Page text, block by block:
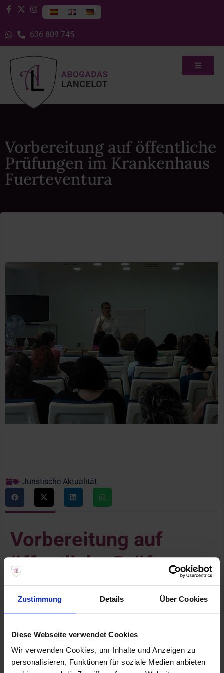
Zustimmung Details Über Cookies
Diese Webseite verwendet Cookies
Wir verwenden Cookies, um Inhalte und Anzeigen zu
personalisieren, Funktionen für soziale Medien anbieten
636 809 745
Vorbereitung auf öffentliche
Prüfungen im Krankenhaus
Fuerteventura
Juristische Aktualität
Vorbereitung auf
öffentliche Prüfungen
im Krankenhaus
Fuerteventura
Bei ABOGADAS LANCELOT sind wir besonders stolz auf
die kontinuierliche Lehrtätigkeit unserer Rechtsanwältin
Alicia Martín Borreguero, die seit Jahren spezialisierte